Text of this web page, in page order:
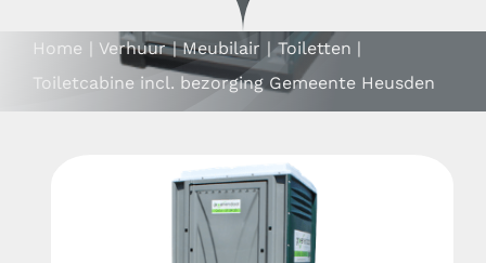
Mijn account
Partyverhuur de Harlekijn
Home Verhuur Meubilair
Toiletten
Toiletcabine incl. bezorging Gemeente Heusden